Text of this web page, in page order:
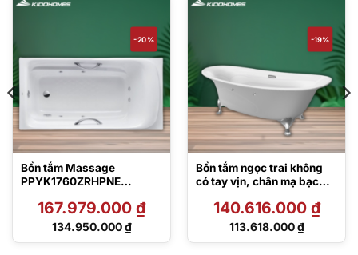
-20%
Bồn tắm Massage
PPYK1760ZRHPNE
167.979.000₫
Giá
134.950.000₫
Giá
-19%
Bồn tắm ngọc trai không
có tay vịn, chân mạ bạc
140.616.000₫
Giá
113.618.000₫
Giá